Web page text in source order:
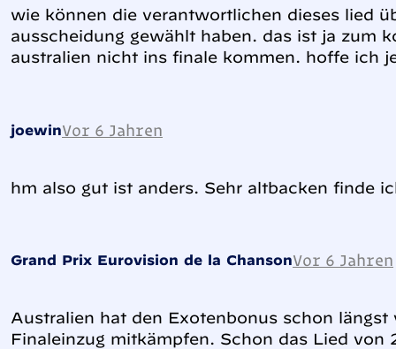
wie können die verantwortlichen dieses lied
ausscheidung gewählt haben. das ist ja zum
australien nicht ins finale kommen. hoffe ich
joewinVor 6 Jahren
hm also gut ist anders. Sehr altbacken finde
Grand Prix Eurovision de la ChansonVor 6 Jahren
Australien hat den Exotenbonus schon
Finaleinzug mitkämpfen. Schon das Lied